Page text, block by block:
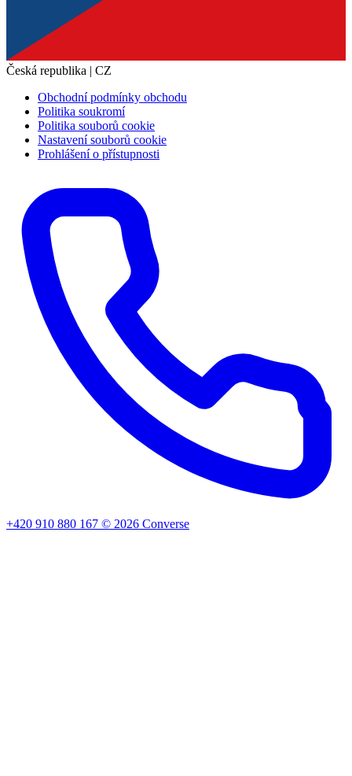
Česká republika | CZ
Obchodní podmínky obchodu
Politika soukromí
Politika souborů cookie
Nastavení souborů cookie
Prohlášení o přístupnosti
+420 910 880 167 © 2026 Converse